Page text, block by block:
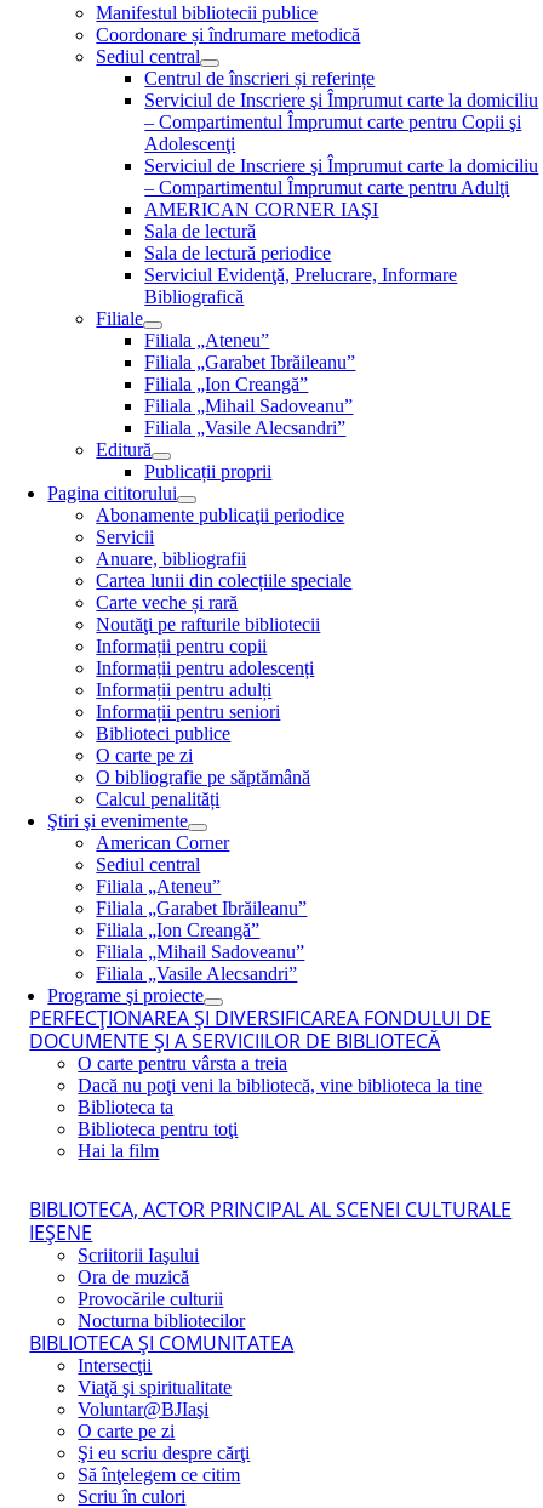
Manifestul bibliotecii publice
Coordonare și îndrumare metodică
Sediul central
Centrul de înscrieri și referințe
Serviciul de Inscriere şi Împrumut carte la domiciliu
– Compartimentul Împrumut carte pentru Copii şi
Adolescenţi
Serviciul de Inscriere şi Împrumut carte la domiciliu
– Compartimentul Împrumut carte pentru Adulţi
AMERICAN CORNER IAŞI
Sala de lectură
Sala de lectură periodice
Serviciul Evidenţă, Prelucrare, Informare
Bibliografică
Filiale
Filiala „Ateneu”
Filiala „Garabet Ibrăileanu”
Filiala „Ion Creangă”
Filiala „Mihail Sadoveanu”
Filiala „Vasile Alecsandri”
Editură
Publicații proprii
Pagina cititorului
Abonamente publicaţii periodice
Servicii
Anuare, bibliografii
Cartea lunii din colecțiile speciale
Carte veche și rară
Noutăţi pe rafturile bibliotecii
Informații pentru copii
Informații pentru adolescenți
Informații pentru adulți
Informații pentru seniori
Biblioteci publice
O carte pe zi
O bibliografie pe săptămână
Calcul penalități
Ştiri şi evenimente
American Corner
Sediul central
Filiala „Ateneu”
Filiala „Garabet Ibrăileanu”
Filiala „Ion Creangă”
Filiala „Mihail Sadoveanu”
Filiala „Vasile Alecsandri”
Programe şi proiecte
PERFECŢIONAREA ŞI DIVERSIFICAREA FONDULUI DE
DOCUMENTE ŞI A SERVICIILOR DE BIBLIOTECĂ
O carte pentru vârsta a treia
Dacă nu poţi veni la bibliotecă, vine biblioteca la tine
Biblioteca ta
Biblioteca pentru toţi
Hai la film
BIBLIOTECA, ACTOR PRINCIPAL AL SCENEI CULTURALE
IEŞENE
Scriitorii Iaşului
Ora de muzică
Provocările culturii
Nocturna bibliotecilor
BIBLIOTECA ŞI COMUNITATEA
Intersecţii
Viaţă şi spiritualitate
Voluntar@BJIaşi
O carte pe zi
Şi eu scriu despre cărţi
Să înţelegem ce citim
Scriu în culori